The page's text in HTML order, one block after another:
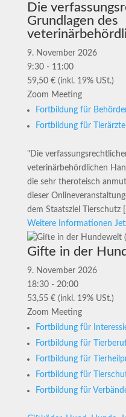
Die
Grundlagen des
9. November 2026
9:30 - 11:00
59,50 € (inkl. 19% USt.)
Zoom Meeting
Fortbildung für
Fortbildung für Tierärzte
"Die
veterinärbehördlichen
die sehr theroteisch
dieser
dem Staatsziel Tierschutz
Weitere Informationen
Gifte in der
9. November 2026
18:30 - 20:00
53,55 € (inkl. 19% USt.)
Zoom Meeting
Fortbildung für
Fortbildung für
Fortbildung für
Fortbildung für
Fortbildung für